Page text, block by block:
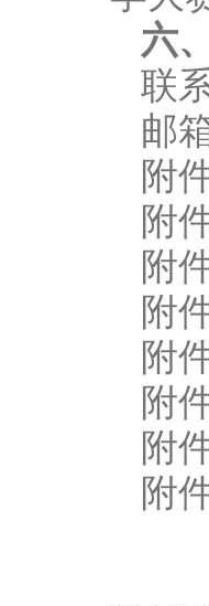
六
联
邮
附
附
附
附
附
附
附
附